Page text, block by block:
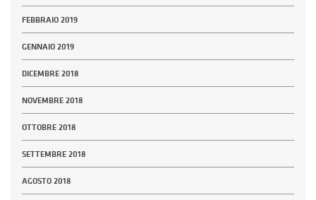
FEBBRAIO 2019
GENNAIO 2019
DICEMBRE 2018
NOVEMBRE 2018
OTTOBRE 2018
SETTEMBRE 2018
AGOSTO 2018